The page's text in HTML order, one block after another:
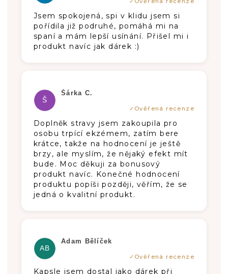
Jsem spokojená, spi v klidu jsem si
pořídila již podruhé, pomáhá mi na
spaní a mám lepší usínání. Přišel mi i
produkt navíc jak dárek :)
Š
Šárka C.
Die Produktbewertung beträgt 5 von
Doplněk stravy jsem zakoupila pro
osobu trpící ekzémem, zatím bere
krátce, takže na hodnocení je ještě
brzy, ale myslím, že nějaký efekt mít
bude. Moc děkuji za bonusový
produkt navíc. Konečné hodnocení
produktu popíši později, věřím, že se
jedná o kvalitní produkt.
AB
Adam Bělíček
Die Produktbewertung beträgt 5 von
Kapsle jsem dostal jako dárek při